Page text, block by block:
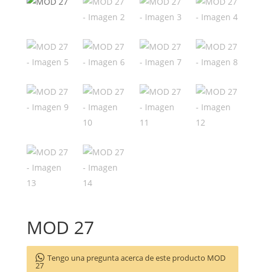
MOD 27
Tengo una pregunta acerca de este producto MOD
27